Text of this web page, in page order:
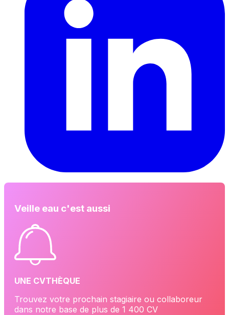
Veille eau c'est aussi
UNE CVTHÈQUE
Trouvez votre prochain stagiaire ou collaboreur
dans notre base de plus de 1 400 CV